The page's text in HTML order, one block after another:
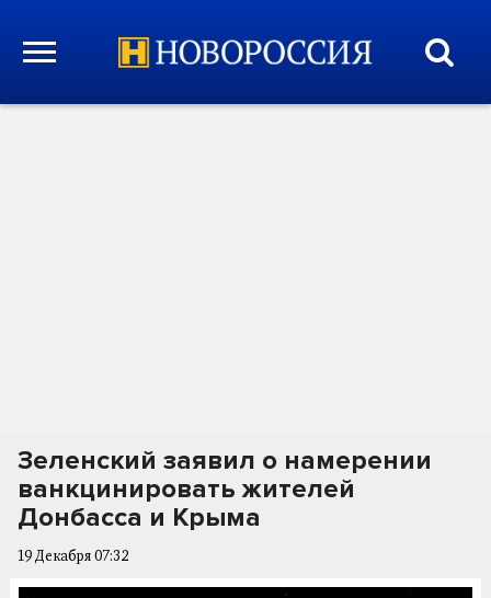
Зеленский заявил о намерении
ванкцинировать жителей
Донбасса и Крыма
19 Декабря 07:32